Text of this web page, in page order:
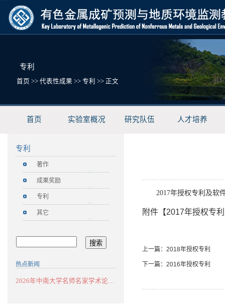
专利
首页 >> 代表性成果 >> 专利 >> 正文
首页 实验室概况 研究队伍 人才培养
专利
著作
成果奖励
专利
其它
热点新闻
2017年授权专利及软
附件【2017年授权专
上一篇： 2018年授权专利
下一篇： 2016年授权专利